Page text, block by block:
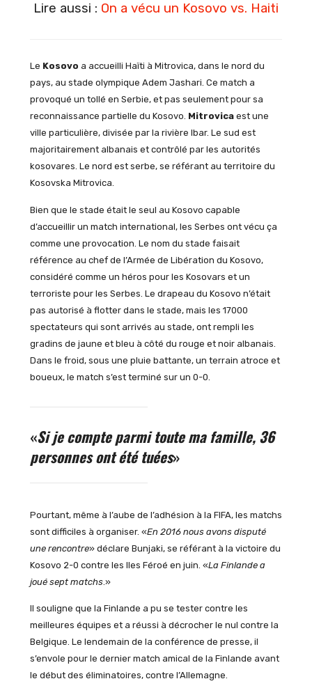
Lire aussi : On a vécu un Kosovo vs. Haiti
Le Kosovo a accueilli Haïti à Mitrovica, dans le nord du
pays, au stade olympique Adem Jashari. Ce match a
provoqué un tollé en Serbie, et pas seulement pour sa
reconnaissance partielle du Kosovo. Mitrovicaest une
ville particulière, divisée par la rivière Ibar. Le sud est
majoritairement albanais et contrôlé par les autorités
kosovares. Le nord est serbe, se référant au territoire du
Kosovska Mitrovica.
Bien que le stade était le seul au Kosovo capable
d’accueillir un match international, les Serbes ont vécu ça
comme une provocation. Le nom du stade faisait
référence au chef de l’Armée de Libération du Kosovo,
considéré comme un héros pour les Kosovars et un
terroriste pour les Serbes. Le drapeau du Kosovo n’était
pas autorisé à flotter dans le stade, mais les 17000
spectateurs qui sont arrivés au stade, ont rempli les
gradins de jaune et bleu à côté du rouge et noir albanais.
Dans le froid, sous une pluie battante, un terrain atroce et
boueux, le match s’est terminé sur un 0-0.
«Si je compte parmi toute ma famille, 36
personnes ont été tuées»
Pourtant, même à l’aube de l’adhésion à la FIFA, les matchs
sont difficiles à organiser. «En 2016 nous avons disputé
une rencontre» déclare Bunjaki, se référant à la victoire du
Kosovo 2-0 contre les Iles Féroé en juin. «La Finlande a
joué sept matchs.»
Il souligne que la Finlande a pu se tester contre les
meilleures équipes et a réussi à décrocher le nul contre la
Belgique. Le lendemain de la conférence de presse, il
s’envole pour le dernier match amical de la Finlande avant
le début des éliminatoires, contre l’Allemagne.